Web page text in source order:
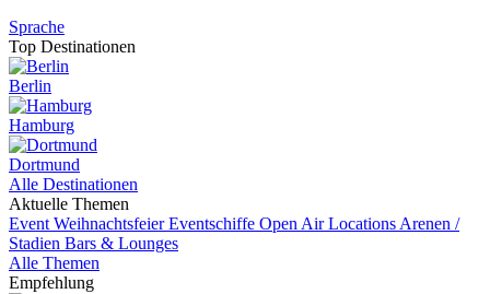
Sprache
Top Destinationen
Berlin
Hamburg
Dortmund
Alle Destinationen
Aktuelle Themen
Event WeihnachtsfeierEventschiffe Open Air Locations Arenen /
Stadien Bars & Lounges
Alle Themen
Empfehlung